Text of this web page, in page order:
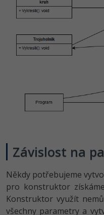
Závislost na
Někdy potřebujeme
pro konstruktor
Konstruktor využít
všechny parametry a